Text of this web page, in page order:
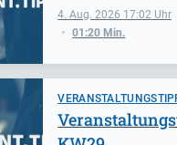
4. Aug. 2026 17:02
01:20 Min.